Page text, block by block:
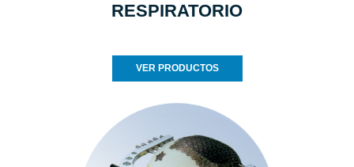
RESPIRATORIO
VER PRODUCTOS